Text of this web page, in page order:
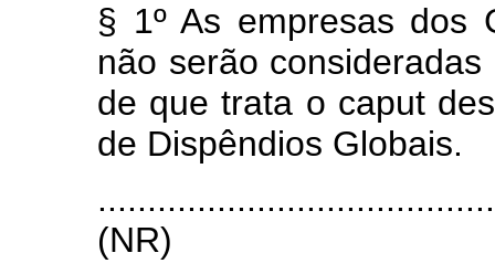
§ 1º As empresas dos
não serão
de que trata o caput
de Dispêndios Globais.
(NR)